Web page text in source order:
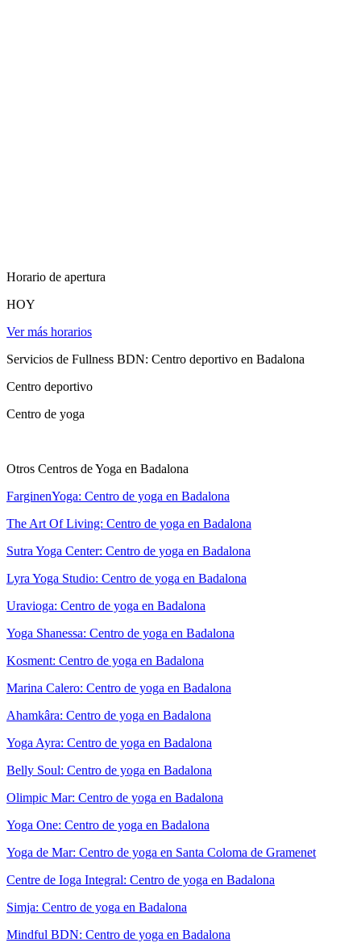
Horario de apertura
HOY
Ver más horarios
Servicios de Fullness BDN: Centro deportivo en Badalona
Centro deportivo
Centro de yoga
Otros Centros de Yoga en Badalona
FarginenYoga: Centro de yoga en Badalona
The Art Of Living: Centro de yoga en Badalona
Sutra Yoga Center: Centro de yoga en Badalona
Lyra Yoga Studio: Centro de yoga en Badalona
Uravioga: Centro de yoga en Badalona
Yoga Shanessa: Centro de yoga en Badalona
Kosment: Centro de yoga en Badalona
Marina Calero: Centro de yoga en Badalona
Ahamkâra: Centro de yoga en Badalona
Yoga Ayra: Centro de yoga en Badalona
Belly Soul: Centro de yoga en Badalona
Olimpic Mar: Centro de yoga en Badalona
Yoga One: Centro de yoga en Badalona
Yoga de Mar: Centro de yoga en Santa Coloma de Gramenet
Centre de Ioga Integral: Centro de yoga en Badalona
Simja: Centro de yoga en Badalona
Mindful BDN: Centro de yoga en Badalona